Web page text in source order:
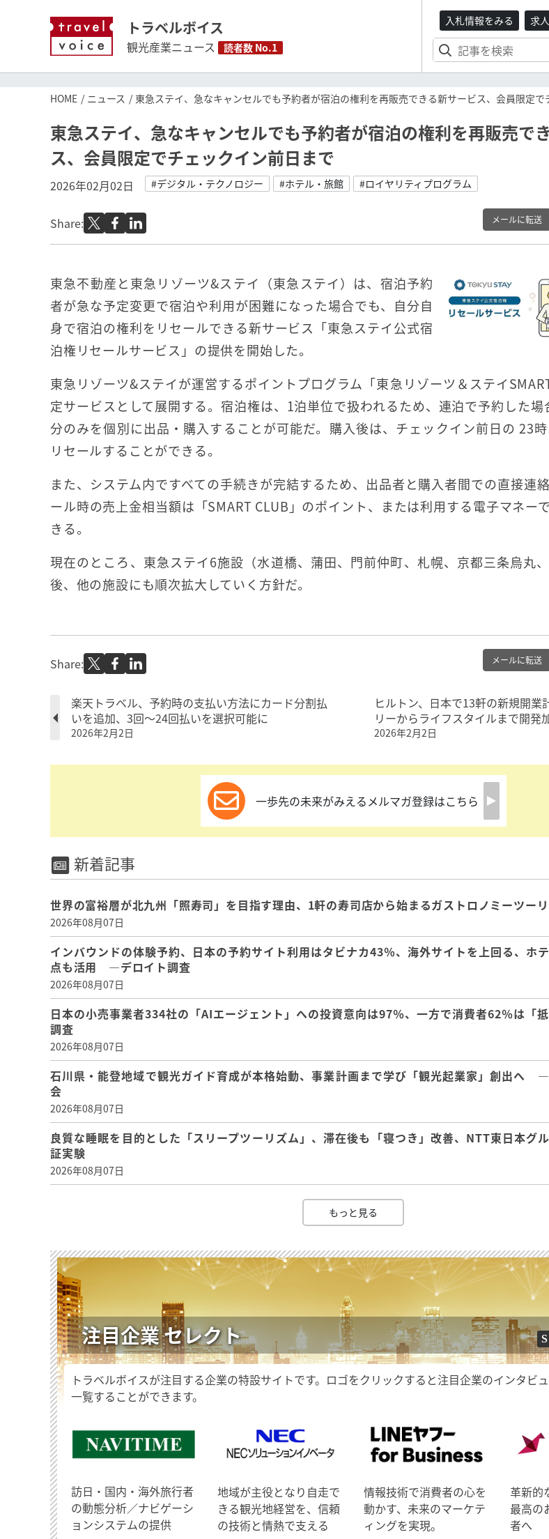
トラベルボイス
観光産業ニュース 読者数 No.1
入札情報をみる 求
HOME ニュース 東急ステイ、急なキャンセルでも予約者が宿泊の権利を再販売できる新サービス、会員限定で
東急ステイ、急なキャンセルでも予約者が宿泊の権利を再販売で
ス、会員限定でチェックイン前日まで
2026年02月02日 #デジタル・テクノロジー #ホテル・旅館 #ロイヤリティプログラム
Share: メールに転送
東急不動産と東急リゾーツ&ステイ（東急ステイ）は、宿泊予約
者が急な予定変更で宿泊や利用が困難になった場合でも、自分自
身で宿泊の権利をリセールできる新サービス「東急ステイ公式宿
泊権リセールサービス」の提供を開始した。
東急リゾーツ&ステイが運営するポイントプログラム「東急リゾーツ＆ステイ
定サービスとして展開する。宿泊権は、1泊単位で扱われるため、連泊で予約した場
分のみを個別に出品・購入することが可能だ。購入後は、チェックイン前日の 23
リセールすることができる。
また、システム内ですべての手続きが完結するため、出品者と購入者間での直接連
ール時の売上金相当額は「SMART CLUB」のポイント、または利用する電子マネー
きる。
現在のところ、東急ステイ6施設（水道橋、蒲田、門前仲町、札幌、京都三条烏丸
後、他の施設にも順次拡大していく方針だ。
Share: メールに転送
楽天トラベル、予約時の支払い方法にカード分割払
いを追加、3回〜24回払いを選択可能に
2026年2月2日
ヒルトン、日本で13軒の新規開業
リーからライフスタイルまで開発
2026年2月2日
一歩先の未来がみえるメルマガ登録はこちら
新着記事
世界の富裕層が北九州「照寿司」を目指す理由、1軒の寿司店から始まるガストロノミーツーリ
2026年08月07日
インバウンドの体験予約、日本の予約サイト利用はタビナカ43％、海外サイトを上回る、ホ
点も活用 ―デロイト調査
2026年08月07日
日本の小売事業者334社の「AIエージェント」への投資意向は97％、一方で消費者62％は
調査
2026年08月07日
石川県・能登地域で観光ガイド育成が本格始動、事業計画まで学び「観光起業家」創出へ
会
2026年08月07日
良質な睡眠を目的とした「スリープツーリズム」、滞在後も「寝つき」改善、NTT東日本グ
証実験
2026年08月07日
もっと見る
注目企業 セレクト
トラベルボイスが注目する企業の特設サイトです。ロゴをクリックすると注目企業のインタビ
一覧することができます。
訪日・国内・海外旅行者
の動態分析／ナビゲーシ
ョンシステムの提供
地域が主役となり自走で
きる観光地経営を、信頼
の技術と情熱で支える
情報技術で消費者の心を
動かす、未来のマーケテ
ィングを実現。
革新的
最高の
者へ